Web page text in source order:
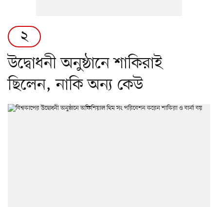
২
উদ্বোধনী অনুষ্ঠানে শাকিরাই
ছিলেন, নাকি অন্য কেউ